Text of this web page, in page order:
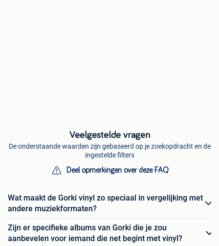
Veelgestelde vragen
De onderstaande waarden zijn gebaseerd op je zoekopdracht en de
ingestelde filters
Deel opmerkingen over deze FAQ
Wat maakt de Gorki vinyl zo speciaal in vergelijking met
andere muziekformaten?
Zijn er specifieke albums van Gorki die je zou
aanbevelen voor iemand die net begint met vinyl?